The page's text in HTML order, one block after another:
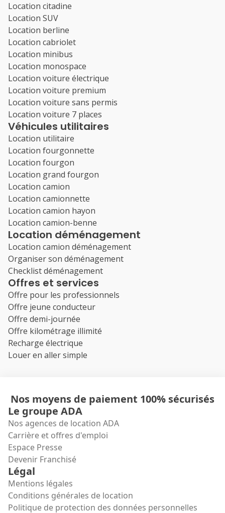
Location citadine
Location SUV
Location berline
Location cabriolet
Location minibus
Location monospace
Location voiture électrique
Location voiture premium
Location voiture sans permis
Location voiture 7 places
Véhicules utilitaires
Location utilitaire
Location fourgonnette
Location fourgon
Location grand fourgon
Location camion
Location camionnette
Location camion hayon
Location camion-benne
Location déménagement
Location camion déménagement
Organiser son déménagement
Checklist déménagement
Offres et services
Offre pour les professionnels
Offre jeune conducteur
Offre demi-journée
Offre kilométrage illimité
Recharge électrique
Louer en aller simple
Nos moyens de paiement 100% sécurisés
Le groupe ADA
Nos agences de location ADA
Carrière et offres d'emploi
Espace Presse
Devenir Franchisé
Légal
Mentions légales
Conditions générales de location
Politique de protection des données personnelles